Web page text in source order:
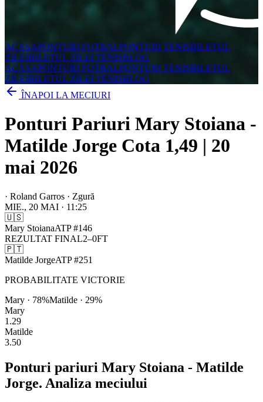
ACASAPONTURI FOTBALPONTURI TENISBILETUL
ZILEIBILETUL ZILEI TENISBLOG
ACASAPONTURI FOTBALPONTURI TENISBILETUL
ZILEIBILETUL ZILEI TENISBLOG
ÎNAPOI LA MECIURI
Ponturi Pariuri Mary Stoiana -
Matilde Jorge Cota 1,49 | 20
mai 2026
· Roland Garros · Zgură
MIE., 20 MAI · 11:25
🇺🇸
Mary StoianaATP#146
REZULTAT FINAL2–0FT
🇵🇹
Matilde JorgeATP#251
PROBABILITATE VICTORIE
Mary · 78%Matilde · 29%
Mary
1.29
Matilde
3.50
Ponturi pariuri Mary Stoiana - Matilde
Jorge. Analiza meciului